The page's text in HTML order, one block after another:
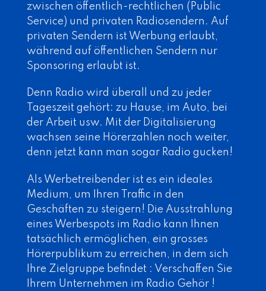
zwischen öffentlich-rechtlichen (Public
Service) und privaten Radiosendern. Auf
privaten Sendern ist Werbung erlaubt,
während auf öffentlichen Sendern nur
Sponsoring erlaubt ist.
Denn Radio wird überall und zu jeder
Tageszeit gehört: zu Hause, im Auto, bei
der Arbeit usw. Mit der Digitalisierung
wachsen seine Hörerzahlen noch weiter,
denn jetzt kann man sogar Radio gucken!
Als Werbetreibender ist es ein ideales
Medium, um Ihren Traffic in den
Geschäften zu steigern! Die Ausstrahlung
eines Werbespots im Radio kann Ihnen
tatsächlich ermöglichen, ein grosses
Hörerpublikum zu erreichen, in dem sich
Ihre Zielgruppe befindet : Verschaffen Sie
Ihrem Unternehmen im Radio Gehör !